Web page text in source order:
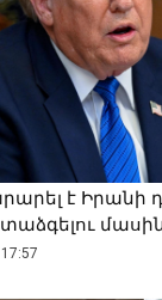
է Իրանի